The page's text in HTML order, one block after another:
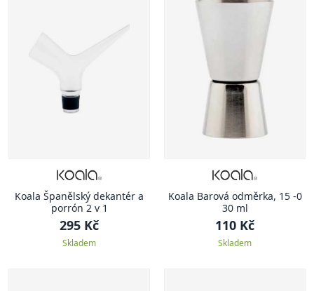
Koala Španělský dekantér a
porrón 2 v 1
295 Kč
Skladem
Koala Barová odměrka, 15 -0
30 ml
110 Kč
Skladem